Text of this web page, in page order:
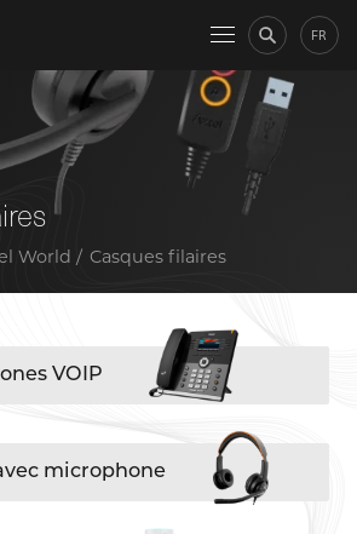
FR
World Casques filaires
VOIP
microphone